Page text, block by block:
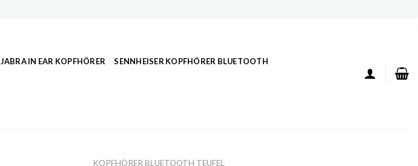
JABRA IN EAR KOPFHÖRER SENNHEISER KOPFHÖRER BLUETOOTH
KOPFHÖRER BLUETOOTH TEUFEL